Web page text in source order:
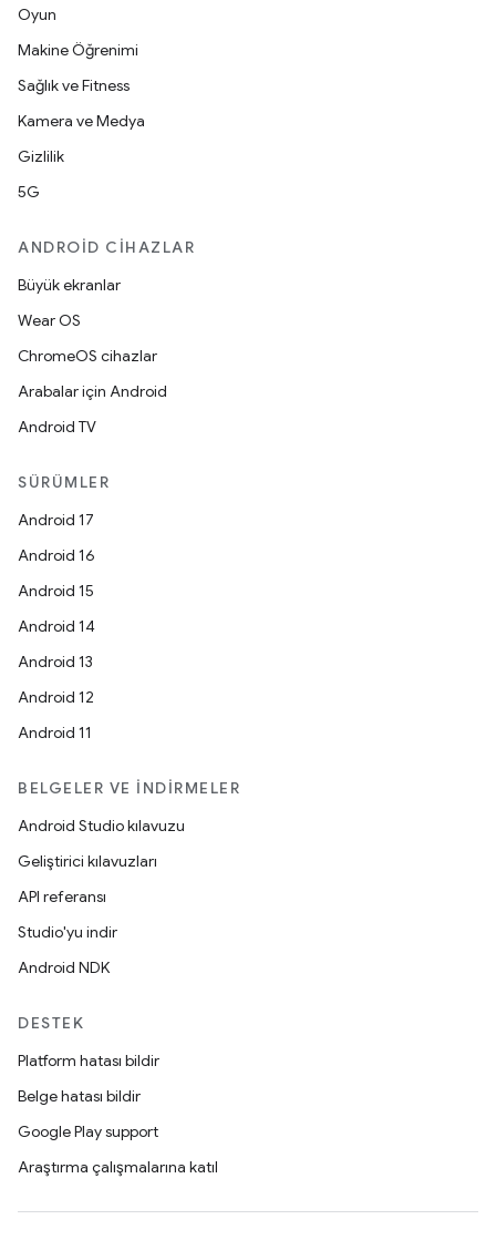
Oyun
Makine Öğrenimi
Sağlık ve Fitness
Kamera ve Medya
Gizlilik
5G
ANDROID CIHAZLAR
Büyük ekranlar
Wear OS
ChromeOS cihazlar
Arabalar için Android
Android TV
SÜRÜMLER
Android 17
Android 16
Android 15
Android 14
Android 13
Android 12
Android 11
BELGELER VE İNDIRMELER
Android Studio kılavuzu
Geliştirici kılavuzları
API referansı
Studio'yu indir
Android NDK
DESTEK
Platform hatası bildir
Belge hatası bildir
Google Play support
Araştırma çalışmalarına katıl